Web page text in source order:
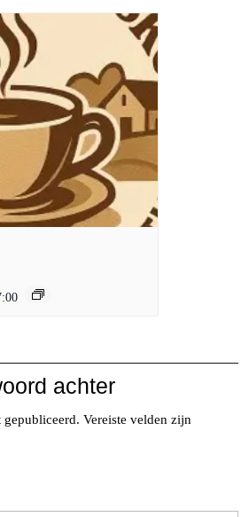
achter
gepubliceerd. Vereiste velden zijn